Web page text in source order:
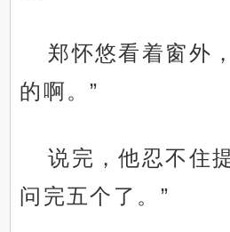
郑怀悠看着窗外
的啊。”
说完，他忍不住
问完五个了。”